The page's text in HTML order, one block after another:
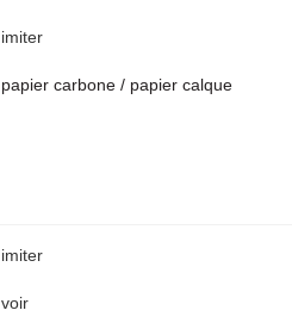
imiter
papier carbone / papier calque
imiter
voir